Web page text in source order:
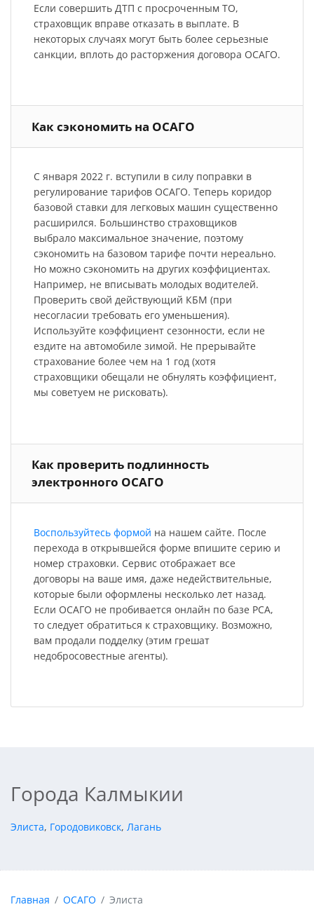
Если совершить ДТП с просроченным ТО,
страховщик вправе отказать в выплате. В
некоторых случаях могут быть более серьезные
санкции, вплоть до расторжения договора ОСАГО.
Как сэкономить на ОСАГО
С января 2022 г. вступили в силу поправки в
регулирование тарифов ОСАГО. Теперь коридор
базовой ставки для легковых машин существенно
расширился. Большинство страховщиков
выбрало максимальное значение, поэтому
сэкономить на базовом тарифе почти нереально.
Но можно сэкономить на других коэффициентах.
Например, не вписывать молодых водителей.
Проверить свой действующий КБМ (при
несогласии требовать его уменьшения).
Используйте коэффициент сезонности, если не
ездите на автомобиле зимой. Не прерывайте
страхование более чем на 1 год (хотя
страховщики обещали не обнулять коэффициент,
мы советуем не рисковать).
Как проверить подлинность
электронного ОСАГО
Воспользуйтесь формой на нашем сайте. После
перехода в открывшейся форме впишите серию и
номер страховки. Сервис отображает все
договоры на ваше имя, даже недействительные,
которые были оформлены несколько лет назад.
Если ОСАГО не пробивается онлайн по базе РСА,
то следует обратиться к страховщику. Возможно,
вам продали подделку (этим грешат
недобросовестные агенты).
Города Калмыкии
Элиста, Городовиковск, Лагань
Главная ОСАГО Элиста